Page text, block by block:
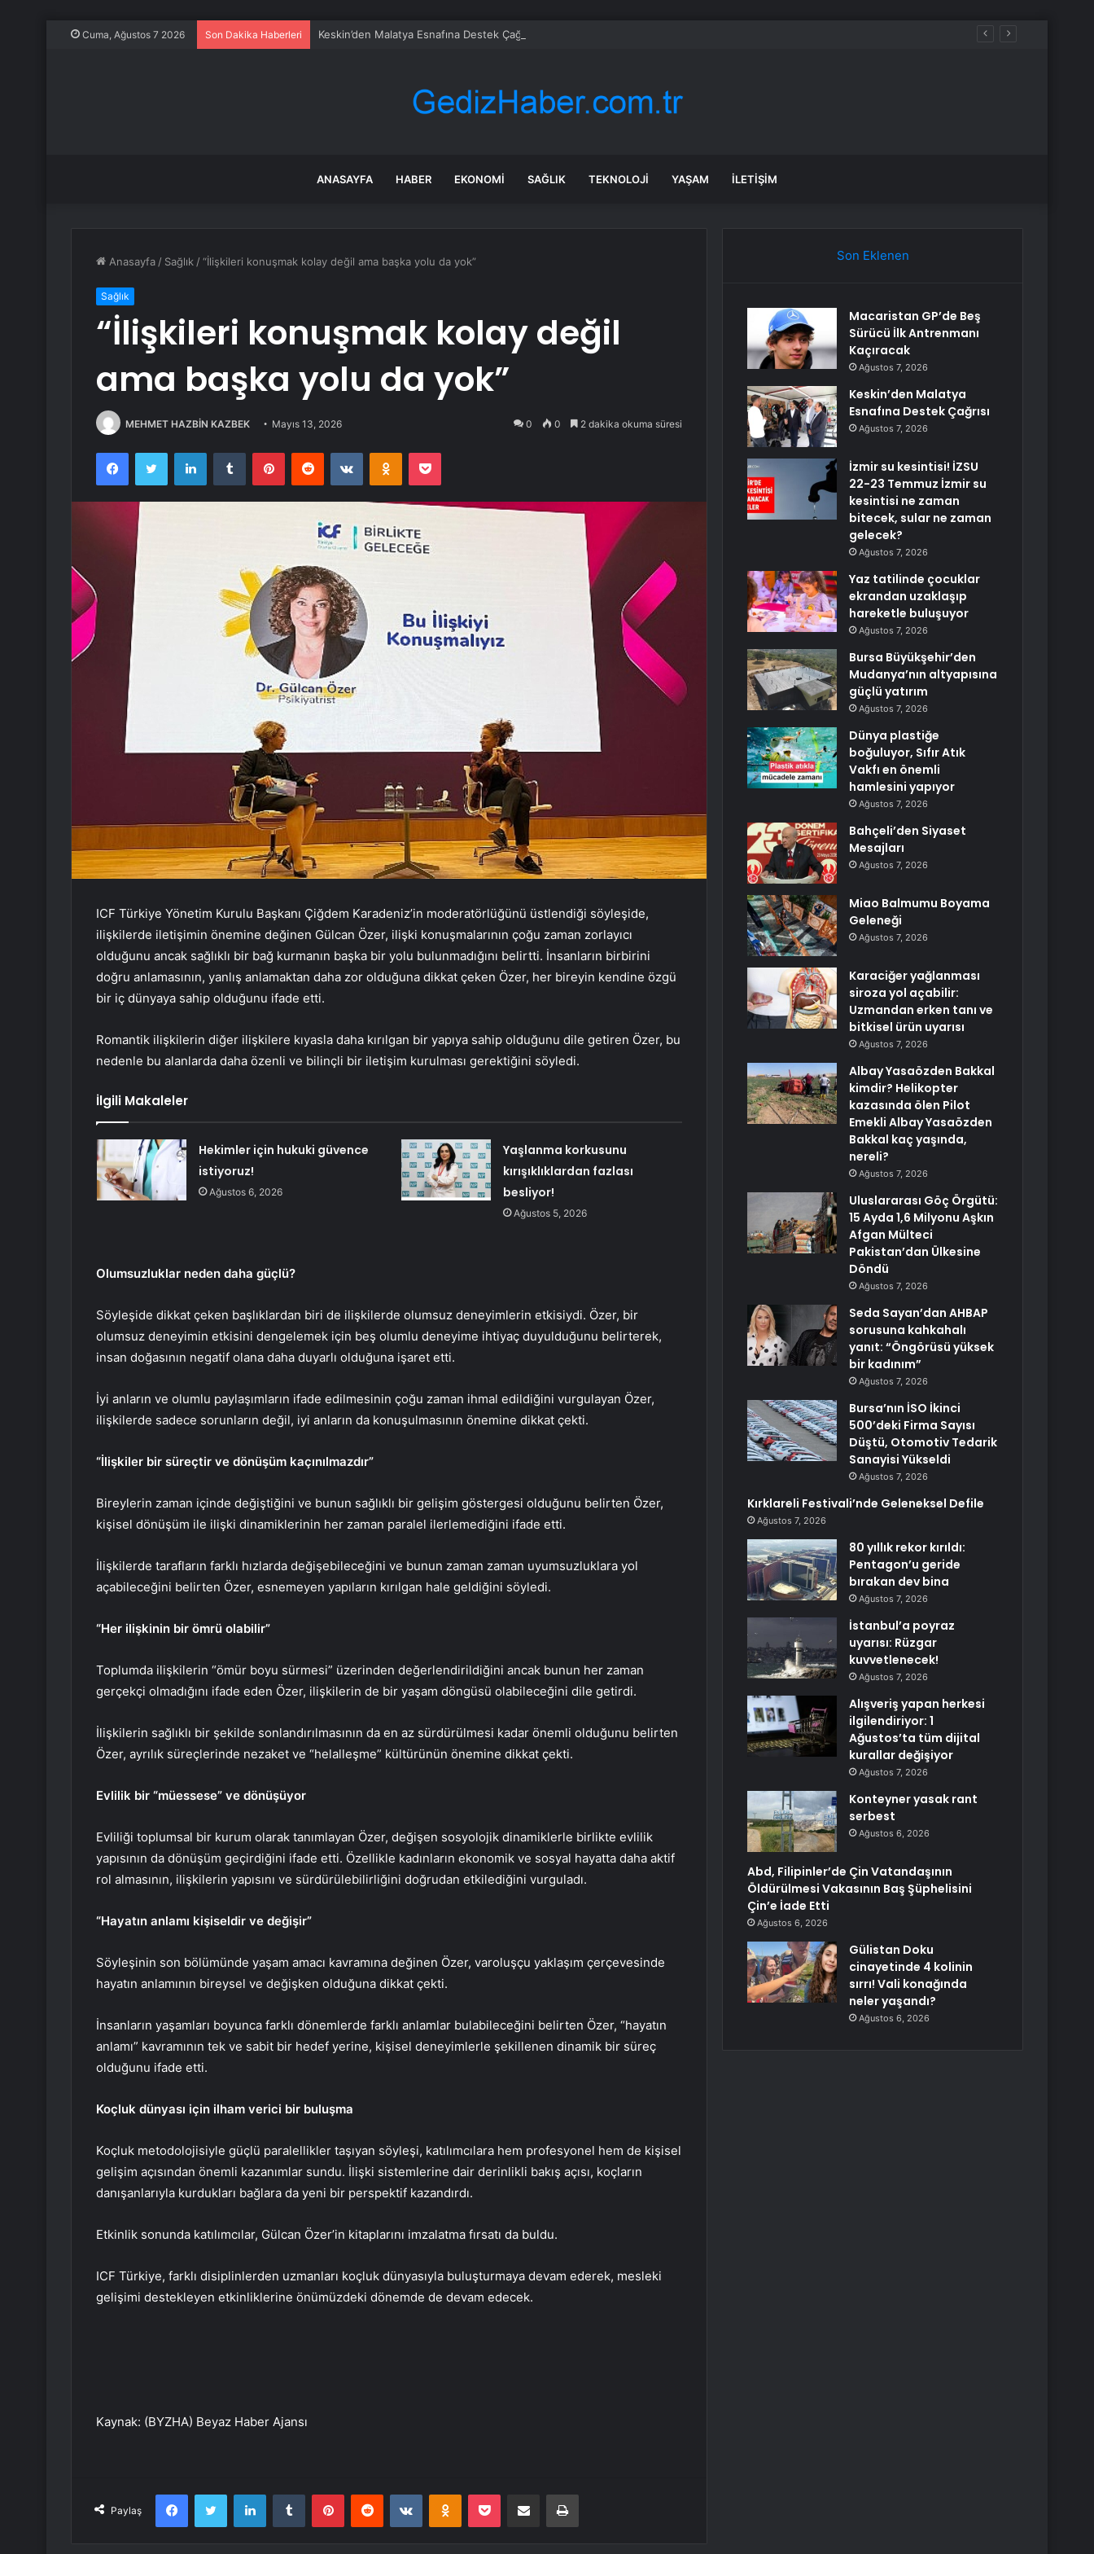
Cuma, Ağustos 7 2026 Son Dakika Haberleri Keskin’den Malatya Esnafına Destek Çağrısı
ANASAYFA HABER EKONOMI SAĞLIK TEKNOLOJI YAŞAM İLETIŞIM
Anasayfa / Sağlık /“İlişkileri konuşmak kolay değil ama başka yolu da yok”
Sağlık
“İlişkileri konuşmak kolay değil
ama başka yolu da yok”
MEHMET HAZBİN KAZBEK Mayıs 13, 2026 0 0 2 dakika okuma süresi
FacebookTwitter LinkedInTumblr PinterestReddit VKontakteOdnoklassniki
Pocket
ICF Türkiye Yönetim Kurulu Başkanı Çiğdem Karadeniz’in moderatörlüğünü üstlendiği söyleşide,
ilişkilerde iletişimin önemine değinen Gülcan Özer, ilişki konuşmalarının çoğu zaman zorlayıcı
olduğunu ancak sağlıklı bir bağ kurmanın başka bir yolu bulunmadığını belirtti. İnsanların birbirini
doğru anlamasının, yanlış anlamaktan daha zor olduğuna dikkat çeken Özer, her bireyin kendine özgü
bir iç dünyaya sahip olduğunu ifade etti.
Romantik ilişkilerin diğer ilişkilere kıyasla daha kırılgan bir yapıya sahip olduğunu dile getiren Özer, bu
nedenle bu alanlarda daha özenli ve bilinçli bir iletişim kurulması gerektiğini söyledi.
İlgili Makaleler
Hekimler için hukuki güvence
istiyoruz!
Ağustos 6, 2026
Yaşlanma korkusunu
kırışıklıklardan fazlası
besliyor!
Ağustos 5, 2026
Olumsuzluklar neden daha güçlü?
Söyleşide dikkat çeken başlıklardan biri de ilişkilerde olumsuz deneyimlerin etkisiydi. Özer, bir
olumsuz deneyimin etkisini dengelemek için beş olumlu deneyime ihtiyaç duyulduğunu belirterek,
insan doğasının negatif olana daha duyarlı olduğuna işaret etti.
İyi anların ve olumlu paylaşımların ifade edilmesinin çoğu zaman ihmal edildiğini vurgulayan Özer,
ilişkilerde sadece sorunların değil, iyi anların da konuşulmasının önemine dikkat çekti.
“İlişkiler bir süreçtir ve dönüşüm kaçınılmazdır”
Bireylerin zaman içinde değiştiğini ve bunun sağlıklı bir gelişim göstergesi olduğunu belirten Özer,
kişisel dönüşüm ile ilişki dinamiklerinin her zaman paralel ilerlemediğini ifade etti.
İlişkilerde tarafların farklı hızlarda değişebileceğini ve bunun zaman zaman uyumsuzluklara yol
açabileceğini belirten Özer, esnemeyen yapıların kırılgan hale geldiğini söyledi.
“Her ilişkinin bir ömrü olabilir”
Toplumda ilişkilerin “ömür boyu sürmesi” üzerinden değerlendirildiğini ancak bunun her zaman
gerçekçi olmadığını ifade eden Özer, ilişkilerin de bir yaşam döngüsü olabileceğini dile getirdi.
İlişkilerin sağlıklı bir şekilde sonlandırılmasının da en az sürdürülmesi kadar önemli olduğunu belirten
Özer, ayrılık süreçlerinde nezaket ve “helalleşme” kültürünün önemine dikkat çekti.
Evlilik bir “müessese” ve dönüşüyor
Evliliği toplumsal bir kurum olarak tanımlayan Özer, değişen sosyolojik dinamiklerle birlikte evlilik
yapısının da dönüşüm geçirdiğini ifade etti. Özellikle kadınların ekonomik ve sosyal hayatta daha aktif
rol almasının, ilişkilerin yapısını ve sürdürülebilirliğini doğrudan etkilediğini vurguladı.
“Hayatın anlamı kişiseldir ve değişir”
Söyleşinin son bölümünde yaşam amacı kavramına değinen Özer, varoluşçu yaklaşım çerçevesinde
hayatın anlamının bireysel ve değişken olduğuna dikkat çekti.
İnsanların yaşamları boyunca farklı dönemlerde farklı anlamlar bulabileceğini belirten Özer, “hayatın
anlamı” kavramının tek ve sabit bir hedef yerine, kişisel deneyimlerle şekillenen dinamik bir süreç
olduğunu ifade etti.
Koçluk dünyası için ilham verici bir buluşma
Koçluk metodolojisiyle güçlü paralellikler taşıyan söyleşi, katılımcılara hem profesyonel hem de kişisel
gelişim açısından önemli kazanımlar sundu. İlişki sistemlerine dair derinlikli bakış açısı, koçların
danışanlarıyla kurdukları bağlara da yeni bir perspektif kazandırdı.
Etkinlik sonunda katılımcılar, Gülcan Özer’in kitaplarını imzalatma fırsatı da buldu.
ICF Türkiye, farklı disiplinlerden uzmanları koçluk dünyasıyla buluşturmaya devam ederek, mesleki
gelişimi destekleyen etkinliklerine önümüzdeki dönemde de devam edecek.
Kaynak: (BYZHA) Beyaz Haber Ajansı
Paylaş
FacebookTwitter LinkedInTumblr PinterestReddit VKontakteOdnoklassniki
Pocket E-Posta ile paylaş Yazdır
Son Eklenen
Macaristan GP’de Beş
Sürücü İlk Antrenmanı
Kaçıracak
Ağustos 7, 2026
Keskin’den Malatya
Esnafına Destek Çağrısı
Ağustos 7, 2026
İzmir su kesintisi! İZSU
22-23 Temmuz İzmir su
kesintisi ne zaman
bitecek, sular ne zaman
gelecek?
Ağustos 7, 2026
Yaz tatilinde çocuklar
ekrandan uzaklaşıp
hareketle buluşuyor
Ağustos 7, 2026
Bursa Büyükşehir’den
Mudanya’nın altyapısına
güçlü yatırım
Ağustos 7, 2026
Dünya plastiğe
boğuluyor, Sıfır Atık
Vakfı en önemli
hamlesini yapıyor
Ağustos 7, 2026
Bahçeli’den Siyaset
Mesajları
Ağustos 7, 2026
Miao Balmumu Boyama
Geleneği
Ağustos 7, 2026
Karaciğer yağlanması
siroza yol açabilir:
Uzmandan erken tanı ve
bitkisel ürün uyarısı
Ağustos 7, 2026
Albay Yasaözden Bakkal
kimdir? Helikopter
kazasında ölen Pilot
Emekli Albay Yasaözden
Bakkal kaç yaşında,
nereli?
Ağustos 7, 2026
Uluslararası Göç Örgütü:
15 Ayda 1,6 Milyonu Aşkın
Afgan Mülteci
Pakistan’dan Ülkesine
Döndü
Ağustos 7, 2026
Seda Sayan’dan AHBAP
sorusuna kahkahalı
yanıt: “Öngörüsü yüksek
bir kadınım”
Ağustos 7, 2026
Bursa’nın İSO İkinci
500’deki Firma Sayısı
Düştü, Otomotiv Tedarik
Sanayisi Yükseldi
Ağustos 7, 2026
Kırklareli Festivali’nde Geleneksel Defile
Ağustos 7, 2026
80 yıllık rekor kırıldı:
Pentagon’u geride
bırakan dev bina
Ağustos 7, 2026
İstanbul’a poyraz
uyarısı: Rüzgar
kuvvetlenecek!
Ağustos 7, 2026
Alışveriş yapan herkesi
ilgilendiriyor: 1
Ağustos’ta tüm dijital
kurallar değişiyor
Ağustos 7, 2026
Konteyner yasak rant
serbest
Ağustos 6, 2026
Abd, Filipinler’de Çin Vatandaşının
Öldürülmesi Vakasının Baş Şüphelisini
Çin’e İade Etti
Ağustos 6, 2026
Gülistan Doku
cinayetinde 4 kolinin
sırrı! Vali konağında
neler yaşandı?
Ağustos 6, 2026